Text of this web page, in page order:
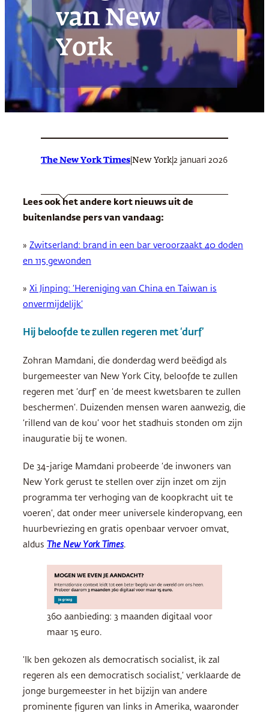
van New
York
The New York Times New York 2 januari 2026
Lees ook het andere kort nieuws uit de
buitenlandse pers van vandaag:
» Zwitserland: brand in een bar veroorzaakt 40 doden
en 115 gewonden
» Xi Jinping: ‘Hereniging van China en Taiwan is
onvermijdelijk’
Hij beloofde te zullen regeren met ‘durf’
Zohran Mamdani, die donderdag werd beëdigd als
burgemeester van New York City, beloofde te zullen
regeren met ‘durf’ en ‘de meest kwetsbaren te zullen
beschermen’. Duizenden mensen waren aanwezig, die
‘rillend van de kou’ voor het stadhuis stonden om zijn
inauguratie bij te wonen.
De 34-jarige Mamdani probeerde ‘de inwoners van
New York gerust te stellen over zijn inzet om zijn
programma ter verhoging van de koopkracht uit te
voeren’, dat onder meer universele kinderopvang, een
huurbevriezing en gratis openbaar vervoer omvat,
aldus The New York Times.
360 aanbieding: 3 maanden digitaal voor
maar 15 euro.
‘Ik ben gekozen als democratisch socialist, ik zal
regeren als een democratisch socialist,’ verklaarde de
jonge burgemeester in het bijzijn van andere
prominente figuren van links in Amerika, waaronder